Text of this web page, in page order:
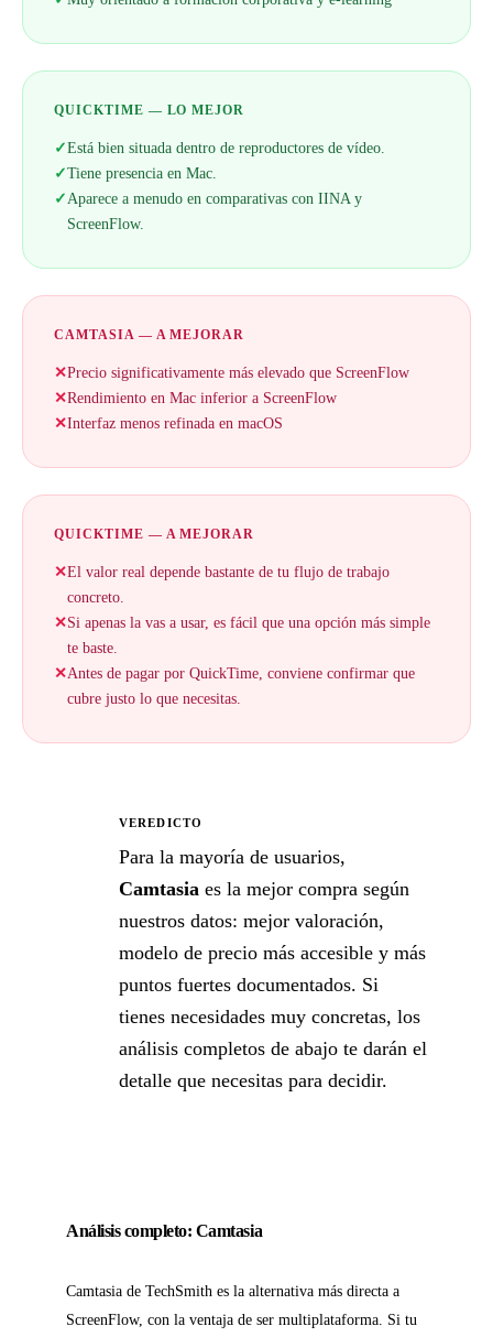
QUICKTIME — LO MEJOR
✓Está bien situada dentro de reproductores de vídeo.
✓Tiene presencia en Mac.
✓Aparece a menudo en comparativas con IINA y
ScreenFlow.
CAMTASIA — A MEJORAR
✕Precio significativamente más elevado que ScreenFlow
✕Rendimiento en Mac inferior a ScreenFlow
✕Interfaz menos refinada en macOS
QUICKTIME — A MEJORAR
✕El valor real depende bastante de tu flujo de trabajo
concreto.
✕Si apenas la vas a usar, es fácil que una opción más simple
te baste.
✕Antes de pagar por QuickTime, conviene confirmar que
cubre justo lo que necesitas.
VEREDICTO
Para la mayoría de usuarios,
Camtasia es la mejor compra según
nuestros datos: mejor valoración,
modelo de precio más accesible y más
puntos fuertes documentados. Si
tienes necesidades muy concretas, los
análisis completos de abajo te darán el
detalle que necesitas para decidir.
Análisis completo: Camtasia
Camtasia de TechSmith es la alternativa más directa a
ScreenFlow, con la ventaja de ser multiplataforma. Si tu